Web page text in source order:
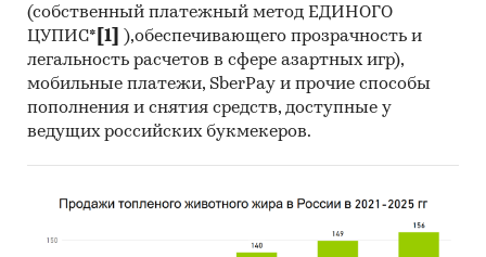
выгрузка в формате MS Excel. Параметры
выгрузки могут быть скорректированы по
запросу заказчика.
Профили крупнейших производителей
стекловолокна и изделий из него
В работе представлены профили крупнейших
компаний-производителей стекловолокна и
(собственный платежный метод ЕДИНОГО
ЦУПИС* [1]
),обеспечивающего прозрачность и
легальность расчетов в сфере азартных игр),
мобильные платежи, SberPay и прочие способы
пополнения и снятия средств, доступные у
ведущих российских букмекеров.